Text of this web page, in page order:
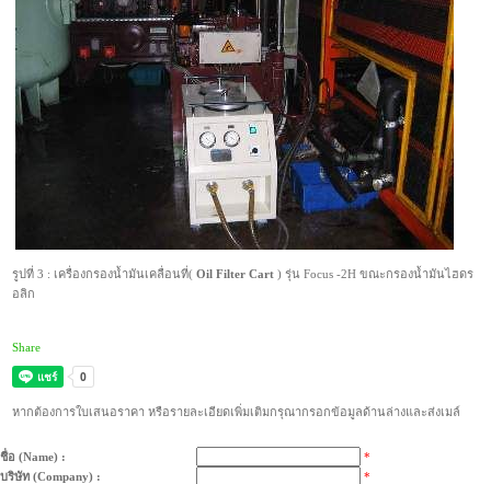
รูปที่ 3 : เครื่องกรองน้ำมันเคลื่อนที่(Oil Filter Cart ) รุ่น Focus -2H ขณะกรองน้ำมันไฮดร
อลิก
Share
หากต้องการใบเสนอราคา หรือรายละเอียดเพิ่มเติมกรุณากรอกข้อมูลด้านล่างและส่งเมล์
ชื่อ (Name) :
*
บริษัท (Company) :
*